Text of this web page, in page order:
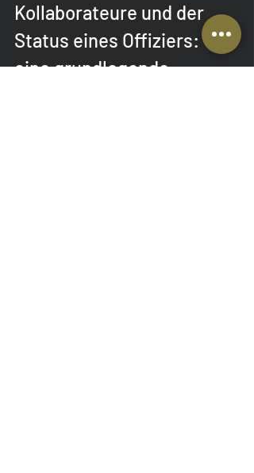
Kollaborateure und der
Status eines Offiziers:
eine grundlegende